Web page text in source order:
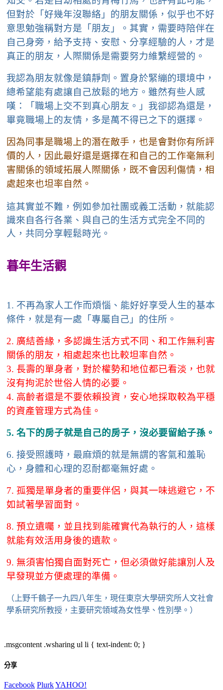
但對於「好幾年沒聯絡」的朋友關係，似乎也不好
意思勉強稱對方是「朋友」。其實，需要時陪伴在
自己身旁，給予支持、安慰、分享經驗的人，才是
真正的朋友，人際關係是需要努力維繫經營的。
我認為朋友就像是鎮靜劑。置身於緊繃的環境中，
總希望能有處讓自己放鬆的地方。雖然有些人感
嘆：「職場上交不到真心朋友。」我卻認為還是，
畢竟職場上的友情，多是萬不得已之下的選擇。
因為同事是職場上的潛在敵手，也是會對你有所評
價的人，因此最好還是選擇在和自己的工作毫無利
害關係的領域拓展人際關係，既不會因利傷情，相
處起來也坦率自然。
這其實並不難，例如參加社團或義工活動，就能認
識來自各行各業、與自己的生活方式完全不同的
人，共同分享輕鬆時光。
暮年生活觀
1. 不再為家人工作而煩惱、能好好享受人生的基本
條件，就是有一處「專屬自己」的住所。
2. 廣結善緣，多認識生活方式不同、和工作無利害
關係的朋友，相處起來也比較坦率自然。
3. 長壽的單身者，對於權勢和地位都已看淡，也就
沒有拘泥於世俗人情的必要。
4. 高齡者還是不要依賴投資，安心地採取較為平穩
的資產管理方式為佳。
5. 名下的房子就是自己的房子，沒必要留給子孫。
6. 接受照護時，最麻煩的就是無謂的客氣和羞恥
心，身體和心理的忍耐都毫無好處。
7. 孤獨是單身者的重要伴侶，與其一味逃避它，不
如試著學習面對。
8. 預立遺囑，並且找到能確實代為執行的人，這樣
就能有效活用身後的遺款。
9. 無須害怕獨自面對死亡，但必須做好能讓別人及
早發現並方便處理的準備。
（上野千鶴子一九四八年生，現任東京大學研究所人文社會
學系研究所教授，主要研究領域為女性學、性別學。）
.msgcontent .wsharing ul li { text-indent: 0; }
分享
Facebook PlurkYAHOO!